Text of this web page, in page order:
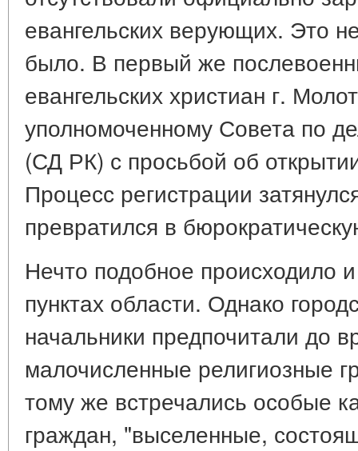
евангельских верующих. Это
было. В первый же
евангельских христиан г.
уполномоченному Совета по
(СД РК) с просьбой об
Процесс регистрации
превратился в
Нечто подобное происходило
пунктах области. Однако
начальники предпочитали до
малочисленные религиозные
тому же встречались особые
граждан, "выселенные,